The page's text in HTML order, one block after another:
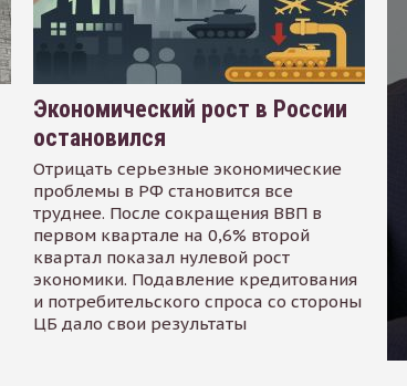
Экономический рост в России
остановился
Отрицать серьезные экономические
проблемы в РФ становится все
труднее. После сокращения ВВП в
первом квартале на 0,6% второй
квартал показал нулевой рост
экономики. Подавление кредитования
и потребительского спроса со стороны
ЦБ дало свои результаты